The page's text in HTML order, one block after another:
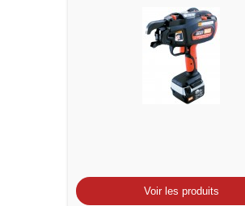
Voir les produits